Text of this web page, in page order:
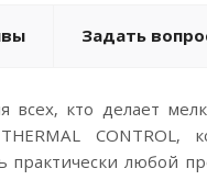
Задать
кто делает
CONTROL,
практически любой